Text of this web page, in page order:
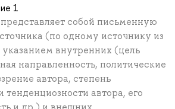
1
собой письменную
(по одному источнику из
внутренних (цель
направленность, политические
автора, степень
тенденциозности автора, его